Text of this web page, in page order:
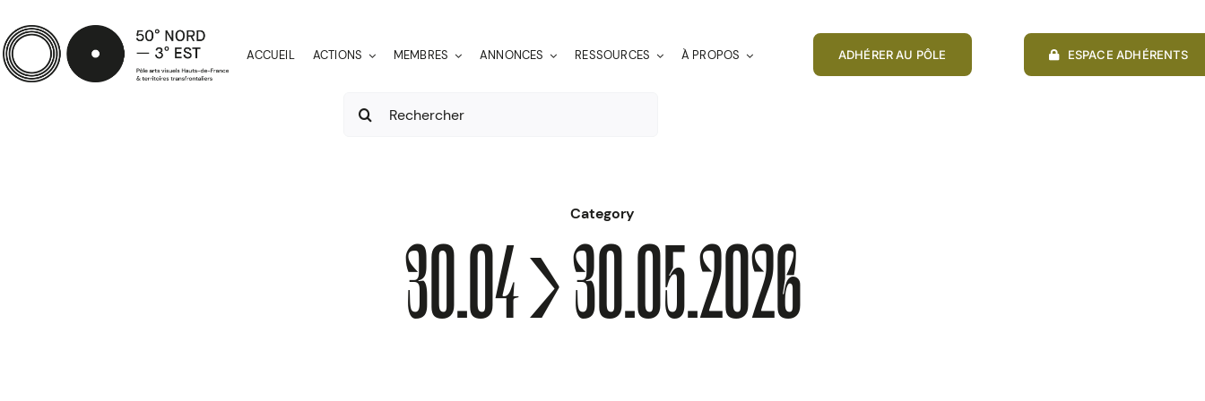
au
contenu
ACCUEIL ACTIONS MEMBRES ANNONCES RESSOURCES À PROPOS ADHÉRER AU PÔLE ESPACE ADHÉRENTS
Category
30.04 > 30.05.2026